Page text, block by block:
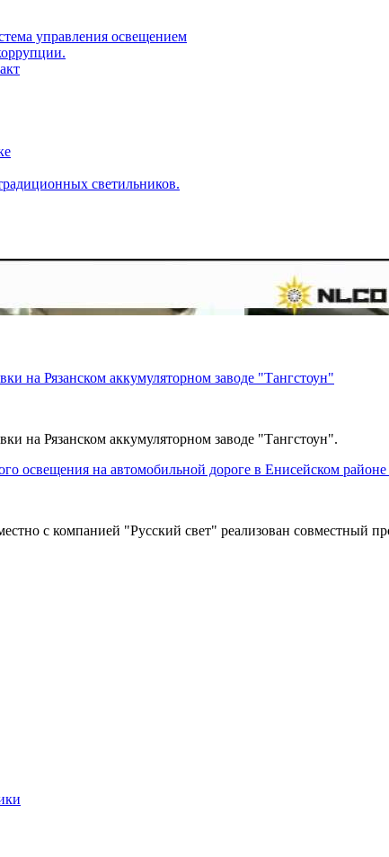
управления освещением
светильников.
на Рязанском аккумуляторном заводе "Тангстоун"
на Рязанском аккумуляторном заводе "Тангстоун".
освещения на автомобильной дороге в Енисейском районе
с компанией "Русский свет" реализован совместный